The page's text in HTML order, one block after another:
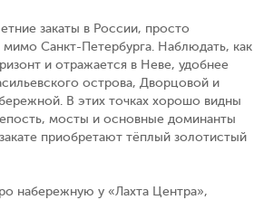
закаты в России, просто
Санкт-Петербурга. Наблюдать, как
и отражается в Неве, удобнее
острова, Дворцовой и
В этих точках хорошо видны
мосты и основные доминанты
приобретают тёплый золотистый
набережную у «Лахта Центра»,